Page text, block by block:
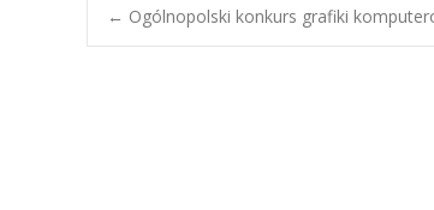
Post
← Ogólnopolski konkurs grafiki